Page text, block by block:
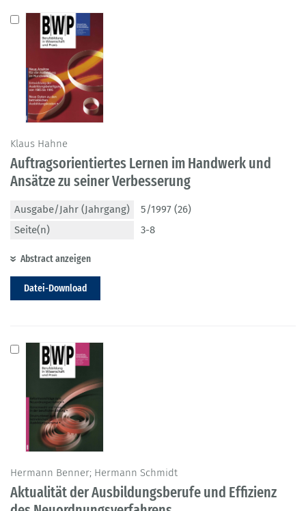
Klaus Hahne
Auftragsorientiertes Lernen im Handwerk und
Ansätze zu seiner Verbesserung
Ausgabe/Jahr (Jahrgang)
5/1997 (26)
Seite(n)
3-8
Abstract anzeigen
Datei-Download
Hermann Benner; Hermann Schmidt
Aktualität der Ausbildungsberufe und Effizienz